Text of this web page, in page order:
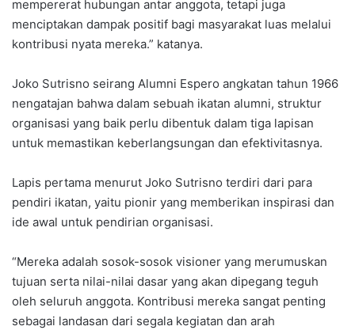
mempererat hubungan antar anggota, tetapi juga
menciptakan dampak positif bagi masyarakat luas melalui
kontribusi nyata mereka.” katanya.
Joko Sutrisno seirang Alumni Espero angkatan tahun 1966
nengatajan bahwa dalam sebuah ikatan alumni, struktur
organisasi yang baik perlu dibentuk dalam tiga lapisan
untuk memastikan keberlangsungan dan efektivitasnya.
Lapis pertama menurut Joko Sutrisno terdiri dari para
pendiri ikatan, yaitu pionir yang memberikan inspirasi dan
ide awal untuk pendirian organisasi.
“Mereka adalah sosok-sosok visioner yang merumuskan
tujuan serta nilai-nilai dasar yang akan dipegang teguh
oleh seluruh anggota. Kontribusi mereka sangat penting
sebagai landasan dari segala kegiatan dan arah